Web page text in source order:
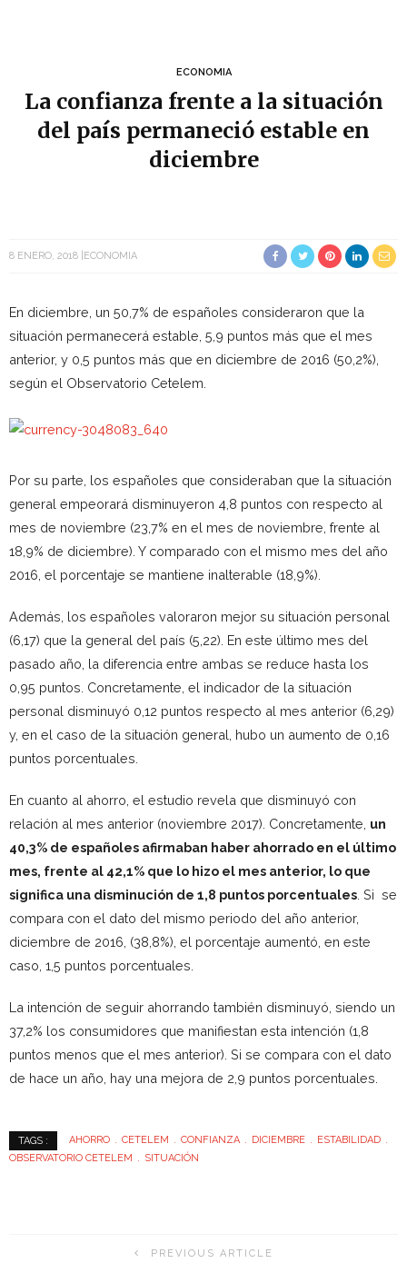
ECONOMIA
La confianza frente a la situación
del país permaneció estable en
diciembre
8 ENERO, 2018 ECONOMIA
En diciembre, un 50,7% de españoles consideraron que la
situación permanecerá estable, 5,9 puntos más que el mes
anterior, y 0,5 puntos más que en diciembre de 2016 (50,2%),
según el Observatorio Cetelem.
Por su parte, los españoles que consideraban que la situación
general empeorará disminuyeron 4,8 puntos con respecto al
mes de noviembre (23,7% en el mes de noviembre, frente al
18,9% de diciembre). Y comparado con el mismo mes del año
2016, el porcentaje se mantiene inalterable (18,9%).
Además, los españoles valoraron mejor su situación personal
(6,17) que la general del país (5,22). En este último mes del
pasado año, la diferencia entre ambas se reduce hasta los
0,95 puntos. Concretamente, el indicador de la situación
personal disminuyó 0,12 puntos respecto al mes anterior (6,29)
y, en el caso de la situación general, hubo un aumento de 0,16
puntos porcentuales.
En cuanto al ahorro, el estudio revela que disminuyó con
relación al mes anterior (noviembre 2017). Concretamente, un
40,3% de españoles afirmaban haber ahorrado en el último
mes, frente al 42,1% que lo hizo el mes anterior, lo que
significa una disminución de 1,8 puntos porcentuales . Si se
compara con el dato del mismo periodo del año anterior,
diciembre de 2016, (38,8%), el porcentaje aumentó, en este
caso, 1,5 puntos porcentuales.
La intención de seguir ahorrando también disminuyó, siendo un
37,2% los consumidores que manifiestan esta intención (1,8
puntos menos que el mes anterior). Si se compara con el dato
de hace un año, hay una mejora de 2,9 puntos porcentuales.
TAGS : AHORRO CETELEM CONFIANZA DICIEMBRE
ESTABILIDAD
OBSERVATORIO CETELEM
SITUACIÓN
PREVIOUS ARTICLE